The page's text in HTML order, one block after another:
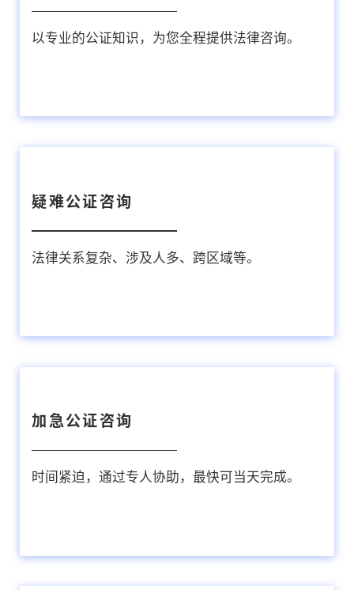
以专业的公证知识，为您全程提供法律咨询。
疑难公证咨询
法律关系复杂、涉及人多、跨区域等。
加急公证咨询
时间紧迫，通过专人协助，最快可当天完成。